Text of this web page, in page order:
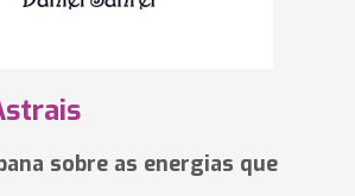
sobre as energias que